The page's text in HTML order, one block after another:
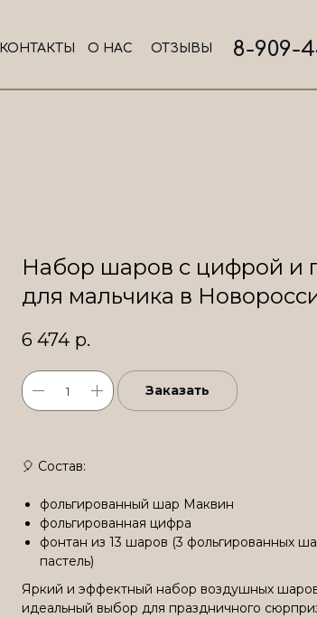
8-909-
ОТЗЫВЫ
О НАС
КОНТАКТЫ
Набор шаров с цифрой и
для мальчика в
6 474 р.
Заказать
🎈 Состав:
фольгированный шар Маквин
фольгированная цифра
фонтан из 13 шаров (3 фольгированных
пастель)
Яркий и эффектный набор воздушных
идеальный выбор для праздничного